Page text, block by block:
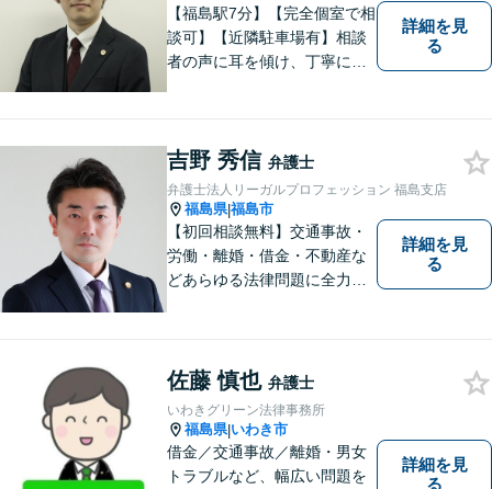
【福島駅7分】【完全個室で相
談可】【近隣駐車場有】相談
者の声に耳を傾け、丁寧にわ
った」と思っていただけるよ
うに全力を尽くしていきま
す。
詳細を見
る
吉野 秀信 弁護士
弁護士法人リーガルプロフェッション 福島支店
福島県|福島市
【初回相談無料】交通事故・
労働・離婚・借金・不動産な
どあらゆる法律問題に全力を
す。お困りの方はまずはご相
詳細を見
る
佐藤 慎也 弁護士
いわきグリーン法律事務所
福島県|いわき市
借金／交通事故／離婚・男女
トラブルなど、幅広い問題を
詳細を見
る